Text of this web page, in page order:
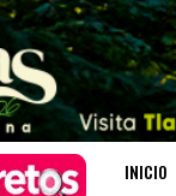
INICIO